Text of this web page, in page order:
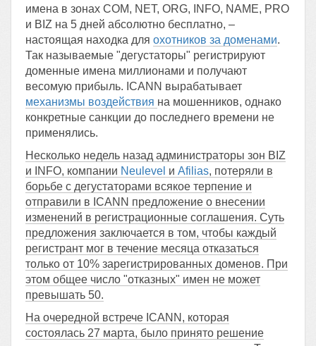
имена в зонах COM, NET, ORG, INFO, NAME, PRO
и BIZ на 5 дней абсолютно бесплатно, –
настоящая находка для охотников за доменами.
Так называемые "дегустаторы" регистрируют
доменные имена миллионами и получают
весомую прибыль. ICANN вырабатывает
механизмы воздействия на мошенников, однако
конкретные санкции до последнего времени не
применялись.
Несколько недель назад администраторы зон BIZ
и INFO, компании Neulevel и Afilias, потеряли в
борьбе с дегустаторами всякое терпение и
отправили в ICANN предложение о внесении
изменений в регистрационные соглашения. Суть
предложения заключается в том, чтобы каждый
регистрант мог в течение месяца отказаться
только от 10% зарегистрированных доменов. При
этом общее число "отказных" имен не может
превышать 50.
На очередной встрече ICANN, которая
состоялась 27 марта, было принято решение